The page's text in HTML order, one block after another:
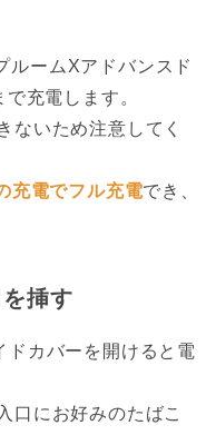
ルームXアドバンスド
充電します。
ないため注意してく
充電でフル充電でき、
挿す
ドカバーを開けると電
口にお好みのたばこ